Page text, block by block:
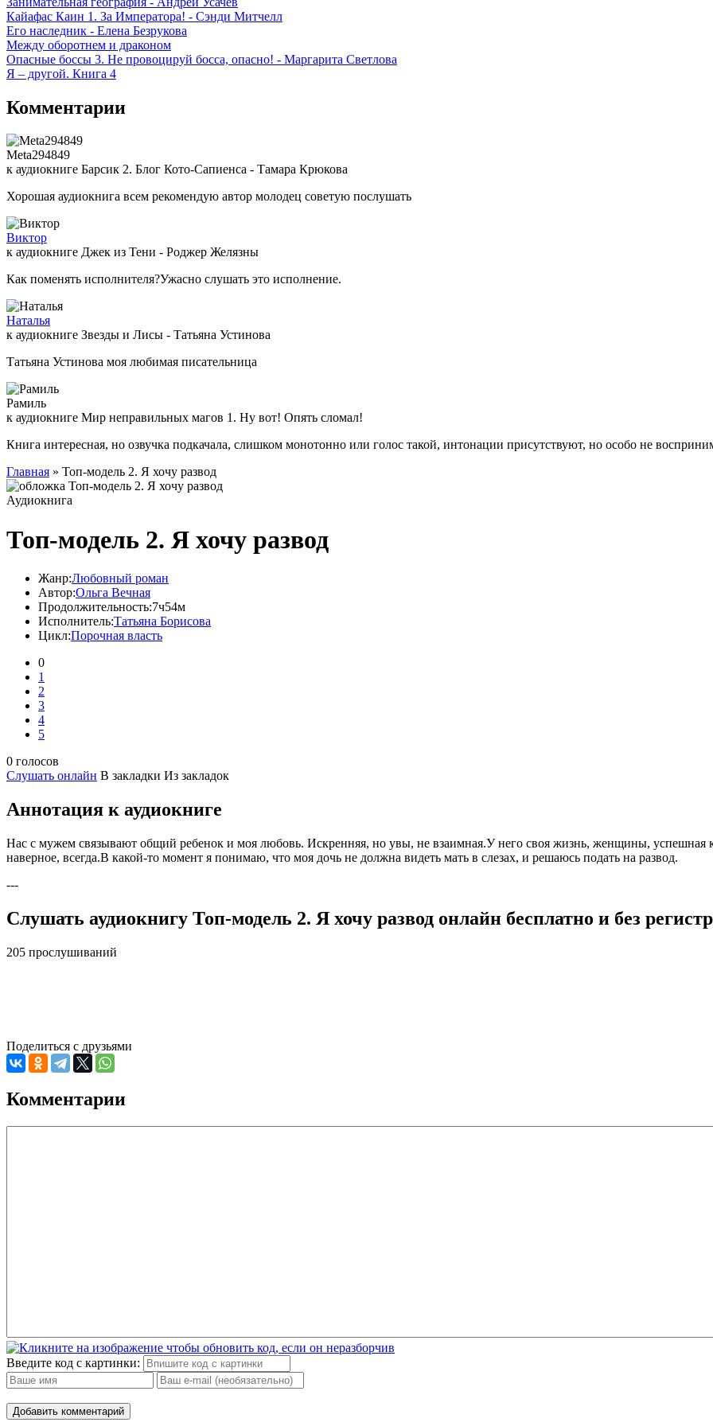
Кайафас Каин 1. За Императора! - Сэнди Митчелл
Его наследник - Елена Безрукова
Между оборотнем и драконом
Опасные боссы 3. Не провоцируй босса, опасно! - Маргарита Светлова
Я – другой. Книга 4
Комментарии
Meta294849
к аудиокниге Барсик 2. Блог Кото-Сапиенса - Тамара Крюкова
Хорошая аудиокнига всем рекомендую автор молодец советую послушать
Виктор
к аудиокниге Джек из Тени - Роджер Желязны
Как поменять исполнителя?Ужасно слушать это исполнение.
Наталья
к аудиокниге Звезды и Лисы - Татьяна Устинова
Татьяна Устинова моя любимая писательница
Рамиль
к аудиокниге Мир неправильных магов 1. Ну вот! Опять сломал!
Книга интересная, но озвучка подкачала, слишком монотонно или голос такой, интонации присутствуют, но особо не
Главная » Топ-модель 2. Я хочу развод
Аудиокнига
Топ-модель 2. Я хочу развод
Жанр:Любовный роман
Автор:Ольга Вечная
Продолжительность:7ч54м
Исполнитель:Татьяна Борисова
Цикл:Порочная власть
0
1
2
3
4
5
0 голосов
Слушать онлайн В закладки Из закладок
Аннотация к аудиокниге
Нас с мужем связывают общий ребенок и моя любовь. Искренняя, но увы, не взаимная.У него своя жизнь, женщины, успешная
наверное, всегда.В какой-то момент я понимаю, что моя дочь не должна видеть мать в слезах, и решаюсь подать на развод.
---
Слушать аудиокнигу Топ-модель 2. Я хочу развод онлайн бесплатно и без
205 прослушиваний
Поделиться с друзьями
Комментарии
Введите код с картинки:
Добавить комментарий